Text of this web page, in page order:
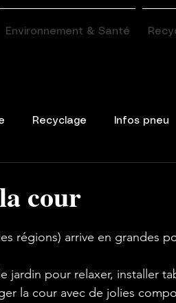
Environnement & Santé
Recyclage Infos pneu
cour
régions) arrive en grandes
jardin pour relaxer, installer
la cour avec de jolies